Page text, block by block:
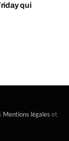
qui
Mentions légales et